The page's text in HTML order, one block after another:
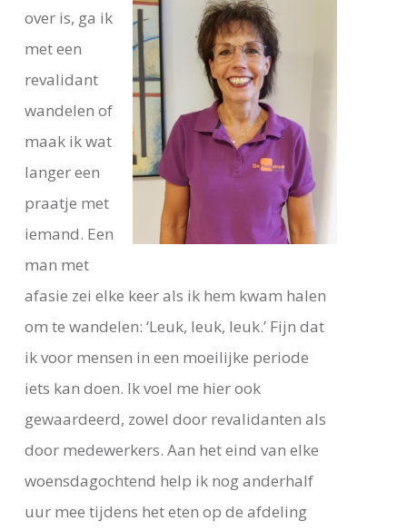
over is, ga ik
met een
revalidant
wandelen of
maak ik wat
langer een
praatje met
iemand. Een
man met
afasie zei elke keer als ik hem kwam halen
om te wandelen: ‘Leuk, leuk, leuk.’ Fijn dat
ik voor mensen in een moeilijke periode
iets kan doen. Ik voel me hier ook
gewaardeerd, zowel door revalidanten als
door medewerkers. Aan het eind van elke
woensdagochtend help ik nog anderhalf
uur mee tijdens het eten op de afdeling